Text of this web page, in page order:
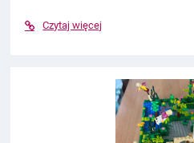
Czytaj więcej